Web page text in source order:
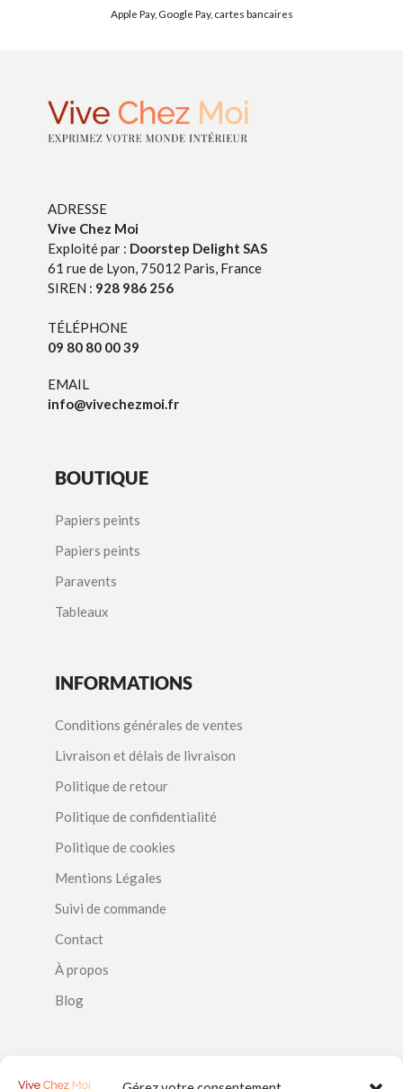
Apple Pay, Google Pay, cartes bancaires
ADRESSE
Vive Chez Moi
Exploité par : Doorstep Delight SAS
61 rue de Lyon, 75012 Paris, France
SIREN : 928 986 256
TÉLÉPHONE
09 80 80 00 39
EMAIL
info@vivechezmoi.fr
BOUTIQUE
Papiers peints
Papiers peints
Paravents
Tableaux
INFORMATIONS
Conditions générales de ventes
Livraison et délais de livraison
Politique de retour
Politique de confidentialité
Politique de cookies
Mentions Légales
Suivi de commande
Contact
À propos
Blog